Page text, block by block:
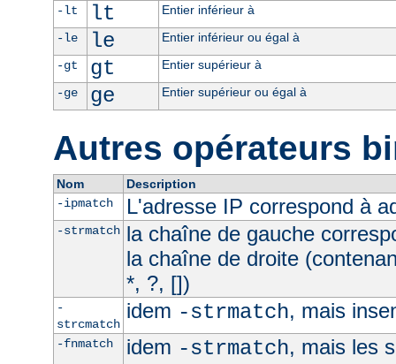
-lt
lt
Entier inférieur à
-le
le
Entier inférieur ou égal à
-gt
gt
Entier supérieur à
-ge
ge Entier supérieur ou égal à
Autres opérateurs
Nom
Description
-ipmatch
L'adresse IP correspond à
-strmatch la chaîne de gauche
la chaîne de droite
*, ?, [])
-
strcmatch
idem -strmatch, mais
-fnmatch idem -strmatch, mais les